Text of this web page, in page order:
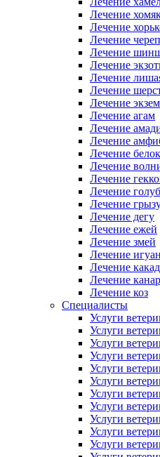
Лечение
Лечение
Лечение
Лечение
Лечение
Лечение
Лечение
Лечение
Лечение агам
Лечение
Лечение
Лечение белок
Лечение
Лечение
Лечение
Лечение
Лечение дегу
Лечение ежей
Лечение змей
Лечение игуан
Лечение
Лечение
Лечение коз
Специалисты
Услуги
Услуги
Услуги
Услуги
Услуги
Услуги
Услуги
Услуги
Услуги
Услуги
Услуги